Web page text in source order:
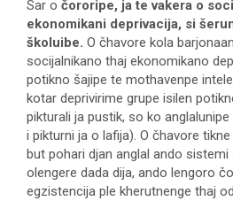
Sar o čororipe, ja te vakera o
ekonomikani deprivacija, si
školuibe. O čhavore kola
socijalnikano thaj ekonomikano
potikno šajipe te mothavenpe
kotar deprivirime grupe isilen
pikturali ja pustik, so ko
i pikturni ja o lafija). O čhavore
but pohari djan anglal ando
olengere dada dija, ando lengoro
egzistencija ple kherutnenge thaj